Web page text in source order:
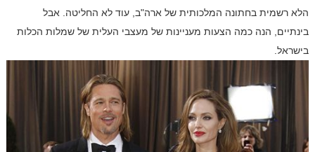
הלא רשמית בחתונה המלכותית של ארה"ב, עוד לא החליטה. אבל
בינתיים, הנה כמה הצעות מעניינות של מעצבי העלית של שמלות הכלות
בישראל.